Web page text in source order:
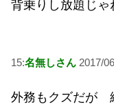
背乗りし放題じゃ
15:名無しさん 2017/
外務もクズだが